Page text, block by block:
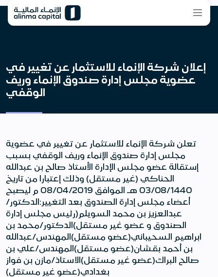
إعلان شركة الإنماء للاستثمار عن تغيير في
عضوية مجلس إدارة صندوق الإنماء وريف
الوقفي
تعلن شركة الإنماء للاستثمار عن تغيير في عضوية
مجلس إدارة صندوق الإنماء وريف الوقفي بسبب
إستقالة عضو مجلس الإدارة الأستاذ صالح بن عبدالله
الحناكي (غير مستقل) وذلك إعتبارا من تاريخ
03/08/1440 هـ الموافق 08/04/2019 م ليصبح
أعضاء مجلس إدارة الصندوق بعد التغيير:الدكتور/
عبدالعزيز بن محمد السويلم(رئيس مجلس إدارة
الصندوق و عضو غير مستقل)الدكتور/محمد بن
ابراهيم السحيباني(عضو مستقل)المهندس/عبدالله
بن أحمد بقشان(عضو مستقل)المهندس/علي بن
صالح البراك(عضو غير مستقل)الاستاذ/مازن بن فواز
بغدادي(عضو غير مستقل)